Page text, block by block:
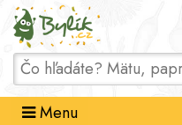
Domov
Menu